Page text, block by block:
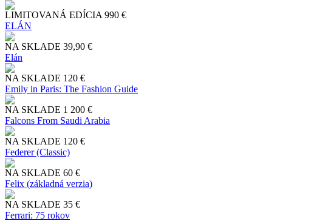
LIMITOVANÁ EDÍCIA 990 €
ELÁN
NA SKLADE 39,90 €
Elán
NA SKLADE 120 €
Emily in Paris: The Fashion Guide
NA SKLADE 1 200 €
Falcons From Saudi Arabia
NA SKLADE 120 €
Federer (Classic)
NA SKLADE 60 €
Felix (základná verzia)
NA SKLADE 35 €
Ferrari: 75 rokov